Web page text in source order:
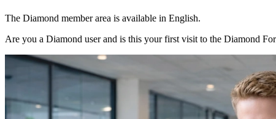
The Diamond member area is available in English.
Are you a Diamond user and is this your first visit to the Diamond